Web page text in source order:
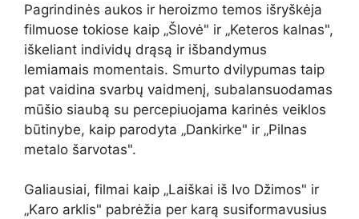
Pagrindinės aukos ir heroizmo temos išryškėja
filmuose tokiose kaip „Šlovė" ir „Keteros kalnas",
iškeliant individų drąsą ir išbandymus
lemiamais momentais. Smurto dvilypumas taip
pat vaidina svarbų vaidmenį, subalansuodamas
mūšio siaubą su percepiuojama karinės veiklos
būtinybe, kaip parodyta „Dankirke" ir „Pilnas
metalo šarvotas".
Galiausiai, filmai kaip „Laiškai iš Ivo Džimos" ir
„Karo arklis" pabrėžia per karą susiformavusius